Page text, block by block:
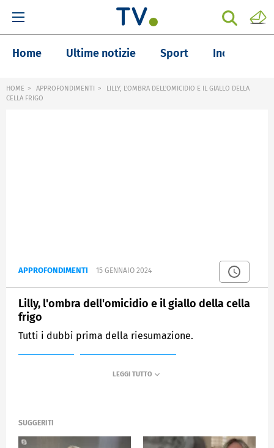
Home Ultime notizie Sport Inchieste
HOME APPROFONDIMENTI
LILLY, L'OMBRA DELL'OMICIDIO E IL GIALLO DELLA
CELLA FRIGO
APPROFONDIMENTI 15 GENNAIO 2024
Lilly, l'ombra dell'omicidio e il giallo della cella
frigo
Tutti i dubbi prima della riesumazione.
SUGGERITI